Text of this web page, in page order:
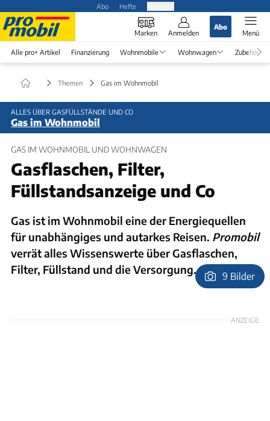
Abo Hefte
Marken Anmelden
Abo
Menü
Alle pro+ Artikel Finanzierung Wohnmobile Wohnwagen Zubehör
Themen Gas im Wohnmobil
ALLES ÜBER GASFÜLLSTÄNDE UND CO
Gas im Wohnmobil
GAS IM WOHNMOBIL UND WOHNWAGEN
Gasflaschen, Filter,
Füllstandsanzeige und Co
Gas ist im Wohnmobil eine der Energiequellen
für unabhängiges und autarkes Reisen. Promobil
verrät alles Wissenswerte über Gasflaschen,
Filter, Füllstand und die Versorgung.
9 Bilder
ANZEIGE